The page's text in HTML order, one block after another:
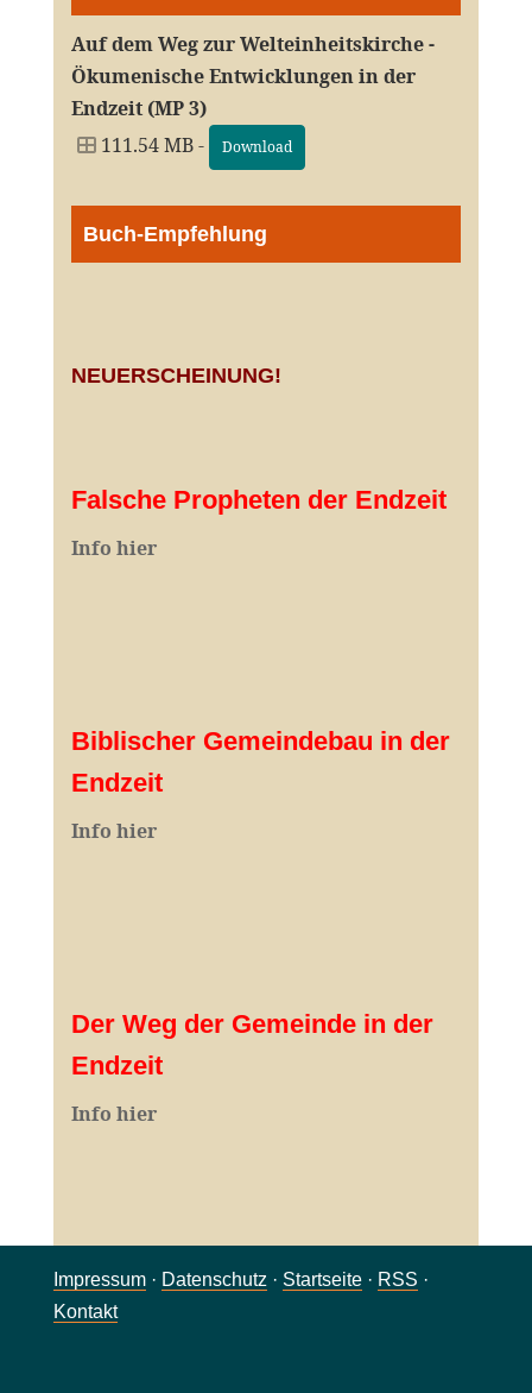
Auf dem Weg zur Welteinheitskirche -
Ökumenische Entwicklungen in der
Endzeit (MP 3)
111.54 MB -
Download
Buch-Empfehlung
NEUERSCHEINUNG!
Falsche Propheten der Endzeit
Info hier
Biblischer Gemeindebau in der
Endzeit
Info hier
Der Weg der Gemeinde in der
Endzeit
Info hier
Impressum· Datenschutz · Startseite· RSS ·
Kontakt